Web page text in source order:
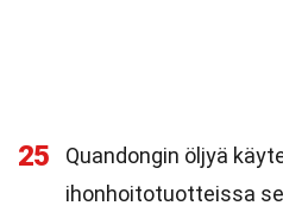
25
Quandongin öljyä
ihonhoitotuotteissa